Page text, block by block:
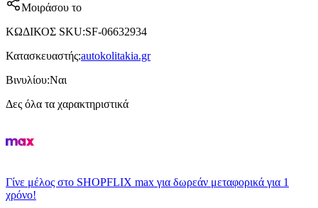
Μοιράσου το
ΚΩΔΙΚΟΣ SKU:SF-06632934
Κατασκευαστής:autokolitakia.gr
Βινυλίου:Ναι
Δες όλα τα χαρακτηριστικά
Γίνε μέλος στο SHOPFLIX max για δωρεάν μεταφορικά για 1
χρόνο!